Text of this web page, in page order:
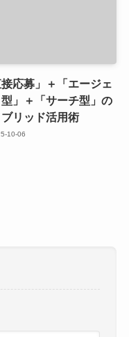
接応募」＋「エージェ
型」＋「サーチ型」の
リッド活用術
10-06